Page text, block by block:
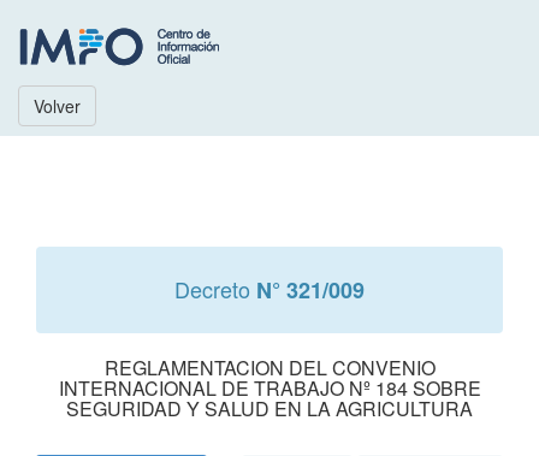
Volver
Decreto N° 321/009
REGLAMENTACION DEL CONVENIO
INTERNACIONAL DE TRABAJO Nº 184 SOBRE
SEGURIDAD Y SALUD EN LA AGRICULTURA